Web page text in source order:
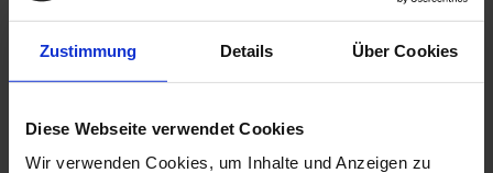
Zustimmung Details Über Cookies
Diese Webseite verwendet Cookies
Wir verwenden Cookies, um Inhalte und Anzeigen zu